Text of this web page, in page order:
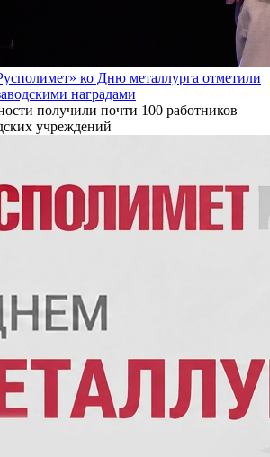
ко Дню металлурга отметили
наградами
получили почти 100 работников
учреждений